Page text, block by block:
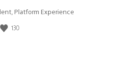
Platform Experience
130